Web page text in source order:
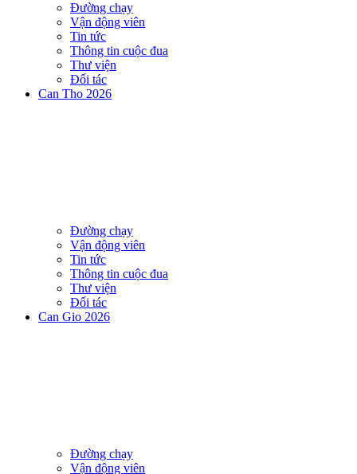
Đường chạy
Vận động viên
Tin tức
Thông tin cuộc đua
Thư viện
Đối tác
Can Tho 2026
Đường chạy
Vận động viên
Tin tức
Thông tin cuộc đua
Thư viện
Đối tác
Can Gio 2026
Đường chạy
Vận động viên